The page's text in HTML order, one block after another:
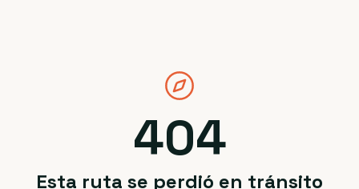
404
Esta ruta se perdió en tránsito